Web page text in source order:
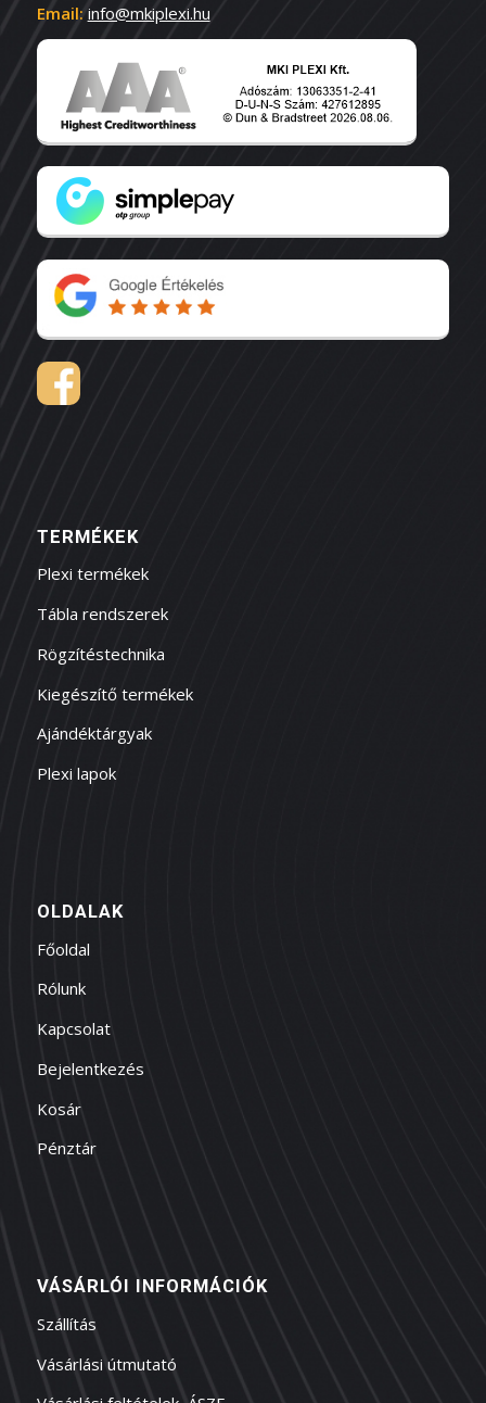
Email: info@mkiplexi.hu
TERMÉKEK
Plexi termékek
Tábla rendszerek
Rögzítéstechnika
Kiegészítő termékek
Ajándéktárgyak
Plexi lapok
OLDALAK
Főoldal
Rólunk
Kapcsolat
Bejelentkezés
Kosár
Pénztár
VÁSÁRLÓI INFORMÁCIÓK
Szállítás
Vásárlási útmutató